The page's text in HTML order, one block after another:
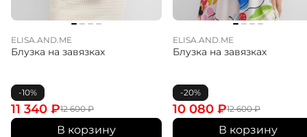
ELISA.AND.ME
Блузка на завязках
-10%
12 600₽
11 340 ₽
В корзину
ELISA.AND.ME
Блузка на завязках
-20%
12 600₽
10 080 ₽
В корзину